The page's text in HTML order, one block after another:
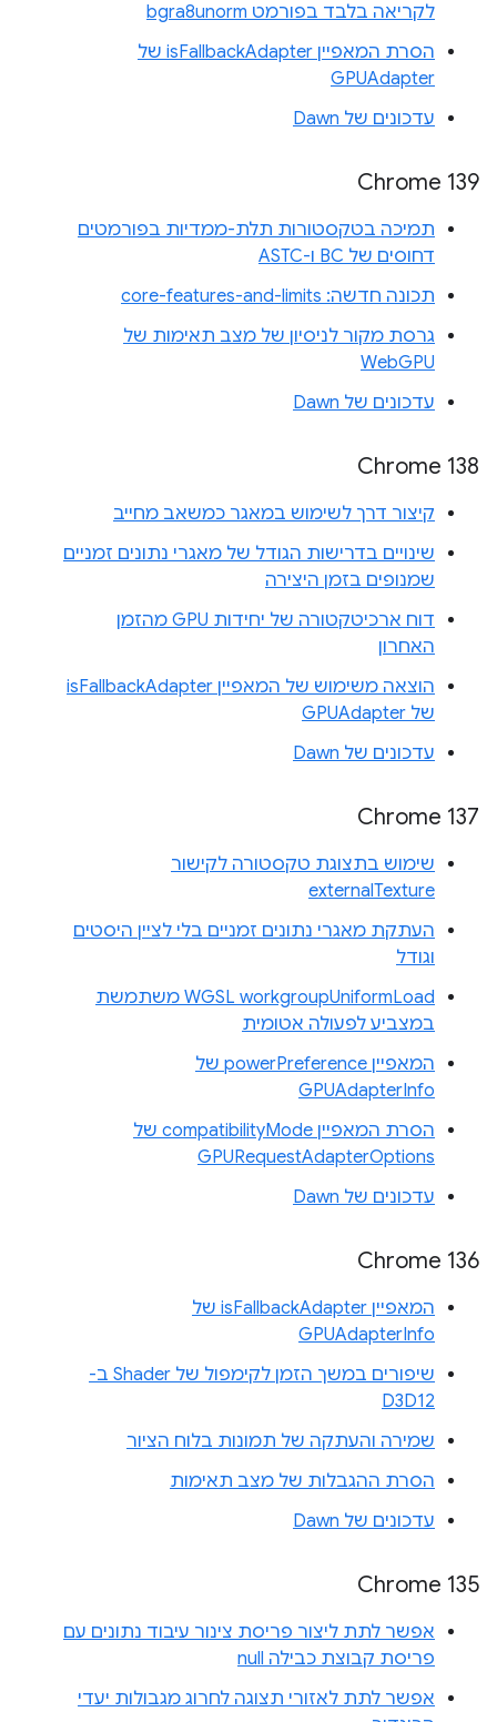
לקריאה בלבד בפורמט bgra8unorm
הסרת המאפיין isFallbackAdapter של
GPUAdapter
עדכונים של Dawn
Chrome 139
תמיכה בטקסטורות תלת-ממדיות בפורמטים
דחוסים של BC ו-ASTC
תכונה חדשה: core-features-and-limits
גרסת מקור לניסיון של מצב תאימות של
WebGPU
עדכונים של Dawn
Chrome 138
קיצור דרך לשימוש במאגר כמשאב מחייב
שינויים בדרישות הגודל של מאגרי נתונים זמניים
שמנופים בזמן היצירה
דוח ארכיטקטורה של יחידות GPU מהזמן
האחרון
הוצאה משימוש של המאפיין isFallbackAdapter
של GPUAdapter
עדכונים של Dawn
Chrome 137
שימוש בתצוגת טקסטורה לקישור
externalTexture
העתקת מאגרי נתונים זמניים בלי לציין היסטים
וגודל
WGSL workgroupUniformLoad משתמשת
במצביע לפעולה אטומית
המאפיין powerPreference של
GPUAdapterInfo
הסרת המאפיין compatibilityMode של
GPURequestAdapterOptions
עדכונים של Dawn
Chrome 136
המאפיין isFallbackAdapter של
GPUAdapterInfo
שיפורים במשך הזמן לקימפול של Shader ב-
D3D12
שמירה והעתקה של תמונות בלוח הציור
הסרת ההגבלות של מצב תאימות
עדכונים של Dawn
Chrome 135
אפשר לתת ליצור פריסת צינור עיבוד נתונים עם
פריסת קבוצת כבילה null
אפשר לתת לאזורי תצוגה לחרוג מגבולות יעדי